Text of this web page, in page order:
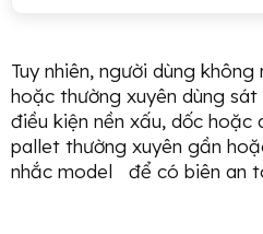
Tuy nhiên, người dùng
hoặc thường xuyên dùng
điều kiện nền xấu, dốc hoặc
pallet thường xuyên gần
nhắc model
để có biên an